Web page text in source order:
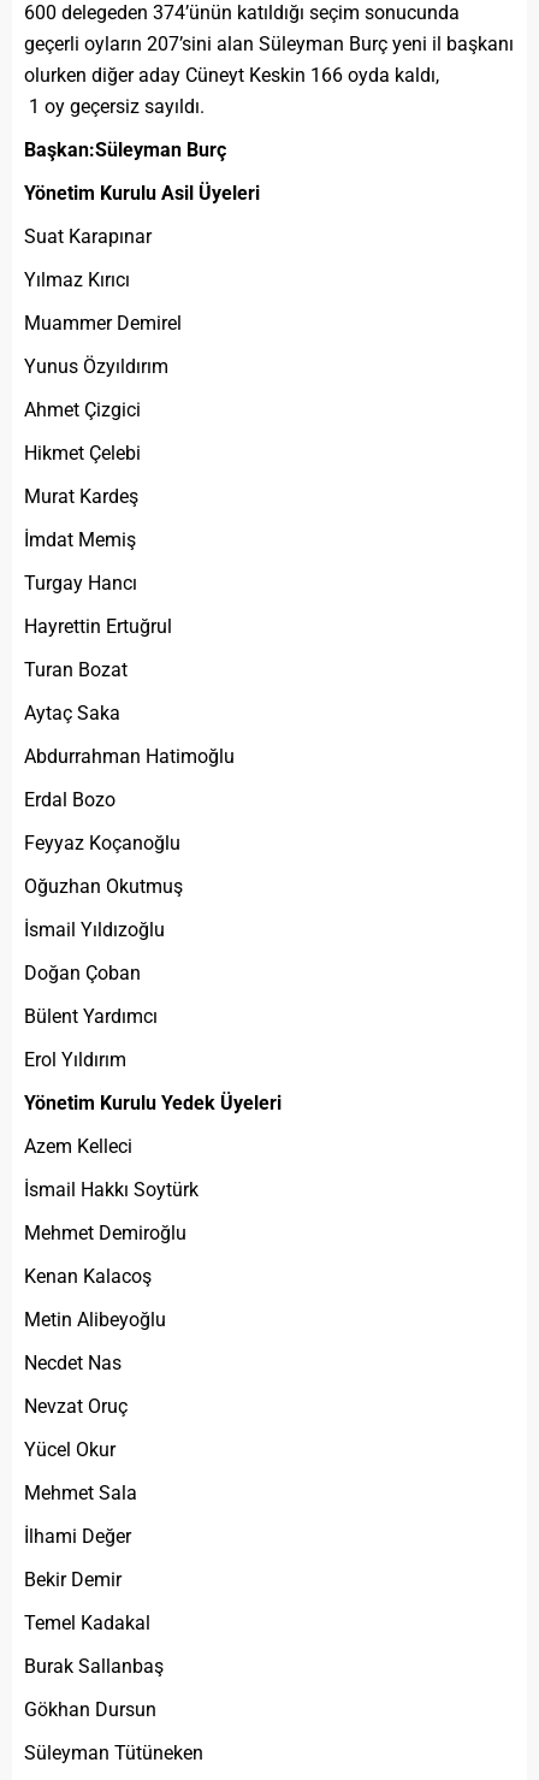
600 delegeden 374’ünün katıldığı seçim sonucunda
geçerli oyların 207’sini alan Süleyman Burç yeni il başkanı
olurken diğer aday Cüneyt Keskin 166 oyda kaldı,
1 oy geçersiz sayıldı.
Başkan:Süleyman Burç
Yönetim Kurulu Asil Üyeleri
Suat Karapınar
Yılmaz Kırıcı
Muammer Demirel
Yunus Özyıldırım
Ahmet Çizgici
Hikmet Çelebi
Murat Kardeş
İmdat Memiş
Turgay Hancı
Hayrettin Ertuğrul
Turan Bozat
Aytaç Saka
Abdurrahman Hatimoğlu
Erdal Bozo
Feyyaz Koçanoğlu
Oğuzhan Okutmuş
İsmail Yıldızoğlu
Doğan Çoban
Bülent Yardımcı
Erol Yıldırım
Yönetim Kurulu Yedek Üyeleri
Azem Kelleci
İsmail Hakkı Soytürk
Mehmet Demiroğlu
Kenan Kalacoş
Metin Alibeyoğlu
Necdet Nas
Nevzat Oruç
Yücel Okur
Mehmet Sala
İlhami Değer
Bekir Demir
Temel Kadakal
Burak Sallanbaş
Gökhan Dursun
Süleyman Tütüneken